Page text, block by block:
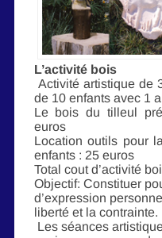
L’activité bois
Activité artistique de
de 10 enfants avec 1
Le bois du tilleul
euros
Location outils pour
enfants : 25 euros
Total cout d’activité
Objectif: Constituer
d’expression
liberté et la contrainte.
Les séances